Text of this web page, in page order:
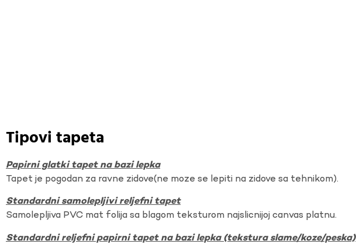
Tipovi tapeta
Papirni glatki tapet na bazi lepka
Tapet je pogodan za ravne zidove(ne moze se lepiti na zidove sa tehnikom).
Standardni samolepljivi reljefni tapet
Samolepljiva PVC mat folija sa blagom teksturom najslicnijoj canvas platnu.
Standardni reljefni papirni tapet na bazi lepka (tekstura slame/koze/peska)